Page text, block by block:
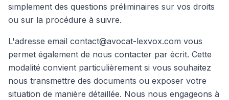
simplement des questions préliminaires sur vos droits
ou sur la procédure à suivre.
L'adresse email contact@avocat-lexvox.com vous
permet également de nous contacter par écrit. Cette
modalité convient particulièrement si vous souhaitez
nous transmettre des documents ou exposer votre
situation de manière détaillée. Nous nous engageons à